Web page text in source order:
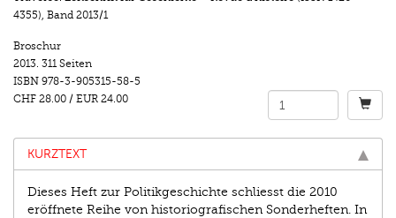
4355), Band 2013/1
Broschur
2013. 311 Seiten
ISBN 978-3-905315-58-5
CHF 28.00 / EUR 24.00
KURZTEXT
Dieses Heft zur Politikgeschichte schliesst die 2010
eröffnete Reihe von historiografischen Sonderheften. In